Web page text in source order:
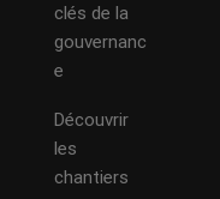
clés de la
gouvernanc
e
Découvrir
les
chantiers